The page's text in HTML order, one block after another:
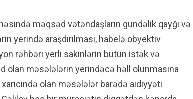
məqsəd vətəndaşların gündəlik qayğı və
yerində araşdırılması, habelə obyektiv
rəhbəri yerli sakinlərin bütün istək və
olan məsələlərin yerindəcə həll olunmasına
olan məsələlər barədə aidiyyəti